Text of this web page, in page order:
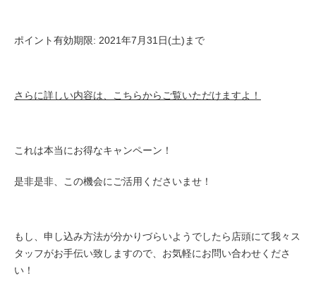
ポイント有効期限: 2021年7月31日(土)まで
さらに詳しい内容は、こちらからご覧いただけますよ！
これは本当にお得なキャンペーン！
是非是非、この機会にご活用くださいませ！
もし、申し込み方法が分かりづらいようでしたら店頭にて我々ス
タッフがお手伝い致しますので、お気軽にお問い合わせくださ
い！